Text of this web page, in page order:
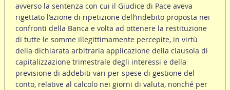
avverso la sentenza con cui il Giudice di Pace aveva
rigettato l’azione di ripetizione dell’indebito proposta nei
confronti della Banca e volta ad ottenere la restituzione
di tutte le somme illegittimamente percepite, in virtù
della dichiarata arbitraria applicazione della clausola di
capitalizzazione trimestrale degli interessi e della
previsione di addebiti vari per spese di gestione del
conto, relative al calcolo nei giorni di valuta, nonché per